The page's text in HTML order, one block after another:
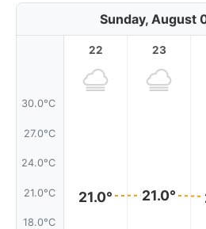
Sunday, August
30.0°C
27.0°C
24.0°C
21.0°C
18.0°C
22
21.0°
23
21.0°